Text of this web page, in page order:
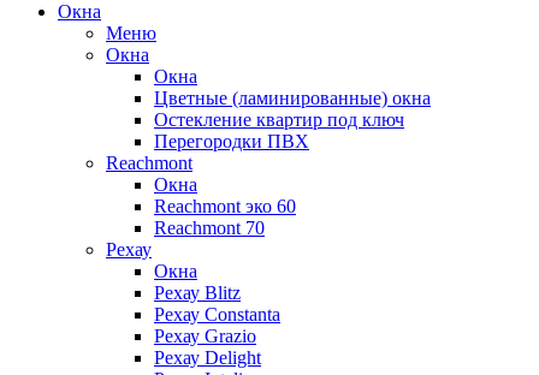
Окна
Меню
Окна
Окна
Цветные (ламинированные) окна
Остекление квартир под ключ
Перегородки ПВХ
Reachmont
Окна
Reachmont эко 60
Reachmont 70
Рехау
Окна
Рехау Blitz
Рехау Constanta
Рехау Grazio
Рехау Delight